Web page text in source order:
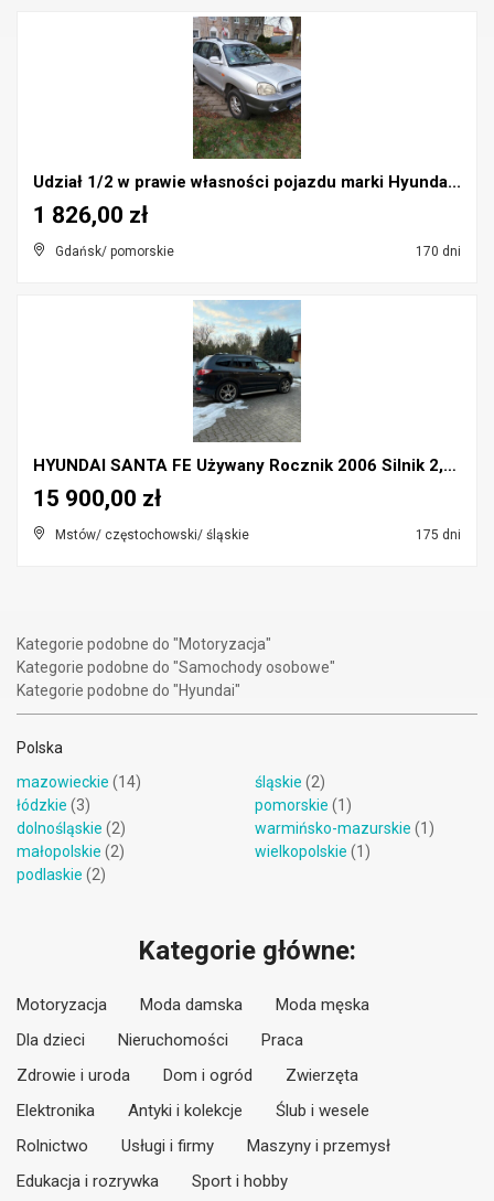
Udział 1/2 w prawie własności pojazdu marki Hyunda...
Gdańsk/ pomorskie 170 dni
1 826,00 zł
HYUNDAI SANTA FE Używany Rocznik 2006 Silnik 2,2 D...
Mstów/ częstochowski/ śląskie 175 dni
15 900,00 zł
Kategorie podobne do "Motoryzacja"
Kategorie podobne do "Samochody osobowe"
Kategorie podobne do "Hyundai"
Polska
mazowieckie (14)
łódzkie (3)
dolnośląskie (2)
małopolskie (2)
podlaskie (2)
śląskie (2)
pomorskie (1)
warmińsko-mazurskie (1)
wielkopolskie (1)
Kategorie główne:
Motoryzacja Moda damska
Moda męska
Dla dzieci
Nieruchomości
Praca
Zdrowie i uroda
Dom i ogród
Zwierzęta
Elektronika
Antyki i kolekcje
Ślub i wesele
Rolnictwo
Usługi i firmy
Maszyny i przemysł
Edukacja i rozrywka
Sport i hobby